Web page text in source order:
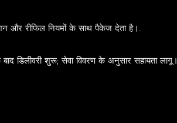
और रीफिल नियमों के साथ पैकेज देता है।.
डिलीवरी शुरू; सेवा विवरण के अनुसार सहायता लागू।